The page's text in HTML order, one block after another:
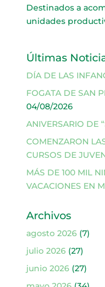
Destinados a
unidades
Últimas
DÍA DE LAS
FOGATA DE SAN
04/08/2026
ANIVERSARIO DE
COMENZARON
CURSOS DE
MÁS DE 100 MIL
VACACIONES EN
Archivos
agosto 2026(7)
julio 2026(27)
junio 2026(27)